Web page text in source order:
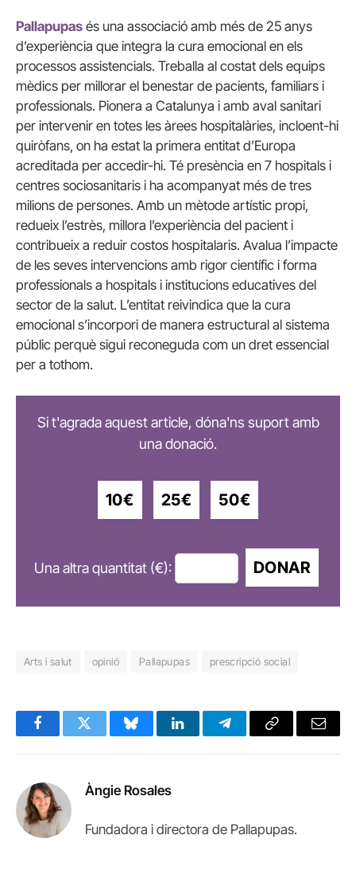
Pallapupas és una associació amb més de 25 anys
d’experiència que integra la cura emocional en els
processos assistencials. Treballa al costat dels equips
mèdics per millorar el benestar de pacients, familiars i
professionals. Pionera a Catalunya i amb aval sanitari
per intervenir en totes les àrees hospitalàries, incloent-hi
quiròfans, on ha estat la primera entitat d’Europa
acreditada per accedir-hi. Té presència en 7 hospitals i
centres sociosanitaris i ha acompanyat més de tres
milions de persones. Amb un mètode artístic propi,
redueix l’estrès, millora l’experiència del pacient i
contribueix a reduir costos hospitalaris. Avalua l’impacte
de les seves intervencions amb rigor científic i forma
professionals a hospitals i institucions educatives del
sector de la salut. L’entitat reivindica que la cura
emocional s’incorpori de manera estructural al sistema
públic perquè sigui reconeguda com un dret essencial
per a tothom.
Si t'agrada aquest article, dóna'ns suport amb
una donació.
10€ 25€ 50€
Una altra quantitat (€): DONAR
Arts i salut opinió Pallapupas prescripció social
FacebookTwitter BlueskyLinkedInTelegramCopy
Email
Àngie Rosales
Fundadora i directora de Pallapupas.